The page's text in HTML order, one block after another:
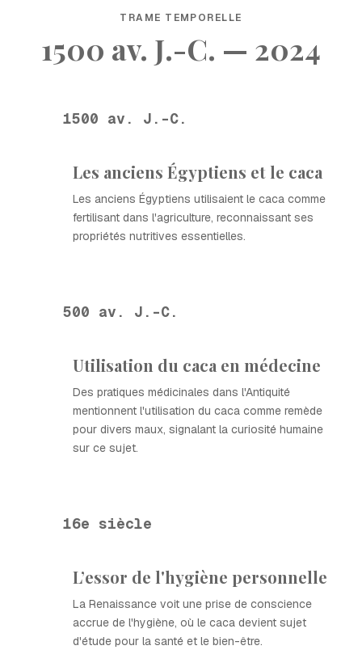
TRAME TEMPORELLE
1500 av. J.-C. — 2024
1500 av. J.-C.
Les anciens Égyptiens et le caca
Les anciens Égyptiens utilisaient le caca comme
fertilisant dans l'agriculture, reconnaissant ses
propriétés nutritives essentielles.
500 av. J.-C.
Utilisation du caca en médecine
Des pratiques médicinales dans l'Antiquité
mentionnent l'utilisation du caca comme remède
pour divers maux, signalant la curiosité humaine
sur ce sujet.
16e siècle
L’essor de l'hygiène personnelle
La Renaissance voit une prise de conscience
accrue de l'hygiène, où le caca devient sujet
d'étude pour la santé et le bien-être.